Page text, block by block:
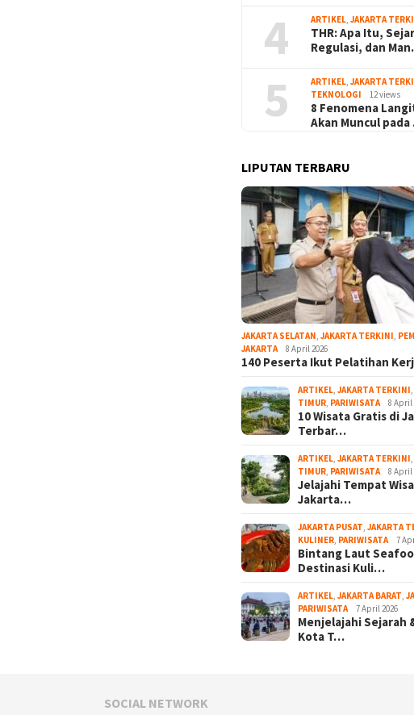
4 ARTIKEL ,JAKARTA
THR: Apa Itu,
Regulasi, dan
5 ARTIKEL ,JAKARTA
TEKNOLOGI
12 views
8 Fenomena
Akan Muncul
LIPUTAN TERBARU
JAKARTA SELATAN ,JAKARTA TERKINI
JAKARTA
8 April 2026
140 Peserta Ikut Pelatihan
ARTIKEL ,JAKARTA TERKINI
TIMUR PARIWISATA 8 April
10 Wisata Gratis di
Terbar…
ARTIKEL ,JAKARTA TERKINI
TIMUR PARIWISATA 8 April
Jelajahi Tempat
Jakarta…
JAKARTA PUSAT ,JAKARTA
KULINER PARIWISATA 7
Bintang Laut
Destinasi Kuli…
ARTIKEL ,JAKARTA BARAT ,
PARIWISATA
7 April 2026
Menjelajahi Sejarah
Kota T…
SOCIAL NETWORK